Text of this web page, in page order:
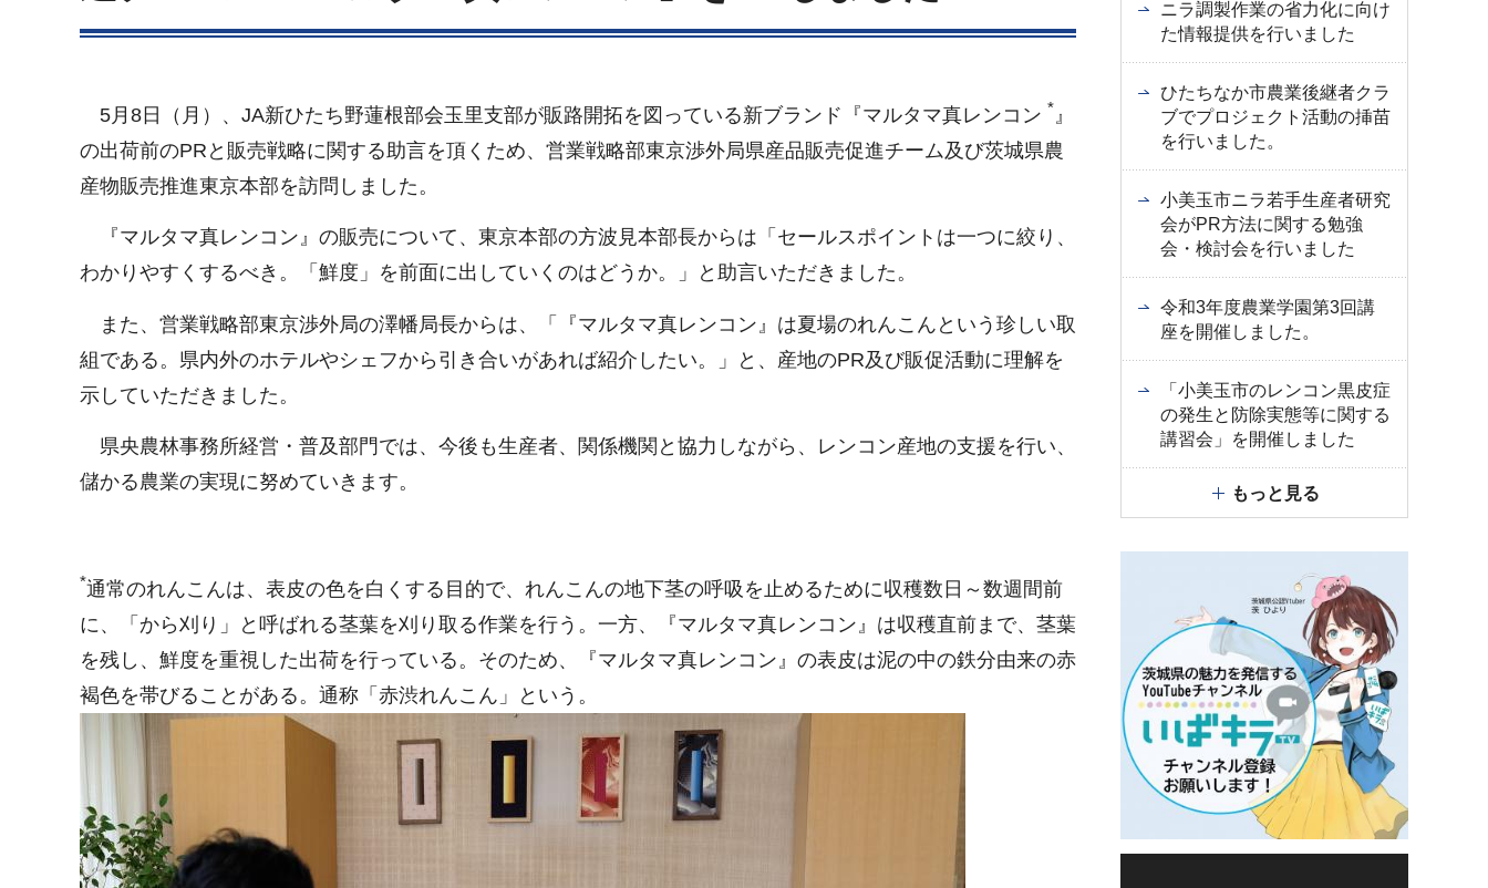
5月8日（月）、JA新ひたち野蓮根部会玉里支部が販路開拓を図っている新ブランド『マルタマ真レンコン *』
の出荷前のPRと販売戦略に関する助言を頂くため、営業戦略部東京渉外局県産品販売促進チーム及び茨城県農
産物販売推進東京本部を訪問しました。
『マルタマ真レンコン』の販売について、東京本部の方波見本部長からは「セールスポイントは一つに絞り、
わかりやすくするべき。「鮮度」を前面に出していくのはどうか。」と助言いただきました。
また、営業戦略部東京渉外局の澤幡局長からは、「『マルタマ真レンコン』は夏場のれんこんという珍しい取
組である。県内外のホテルやシェフから引き合いがあれば紹介したい。」と、産地のPR及び販促活動に理解を
示していただきました。
県央農林事務所経営・普及部門では、今後も生産者、関係機関と協力しながら、レンコン産地の支援を行い、
儲かる農業の実現に努めていきます。
*通常のれんこんは、表皮の色を白くする目的で、れんこんの地下茎の呼吸を止めるために収穫数日～数週間前
に、「から刈り」と呼ばれる茎葉を刈り取る作業を行う。一方、『マルタマ真レンコン』は収穫直前まで、茎葉
を残し、鮮度を重視した出荷を行っている。そのため、『マルタマ真レンコン』の表皮は泥の中の鉄分由来の赤
褐色を帯びることがある。通称「赤渋れんこん」という。
ニラ調製作業の省力化に向け
た情報提供を行いました
ひたちなか市農業後継者クラ
ブでプロジェクト活動の挿苗
を行いました。
小美玉市ニラ若手生産者研究
会がPR方法に関する勉強
会・検討会を行いました
令和3年度農業学園第3回講
座を開催しました。
「小美玉市のレンコン黒皮症
の発生と防除実態等に関する
講習会」を開催しました
もっと見る